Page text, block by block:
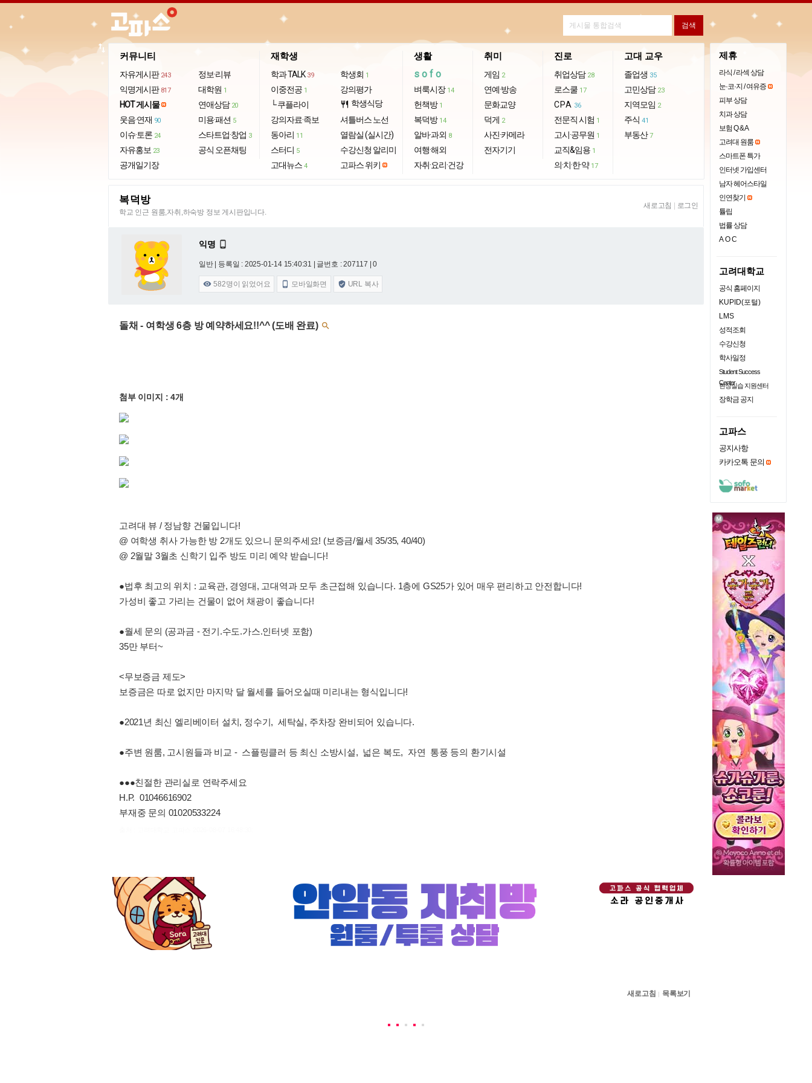
커뮤니티
자유게시판 243
익명게시판 817
HOT 게시물
웃음·연재 90
이슈·토론 24
자유홍보 23
공개일기장
정보·리뷰
대학원 1
연애상담 20
미용·패션 5
스타트업·창업 3
공식 오픈채팅
재학생
학과 TALK 39
이중전공 1
└ 쿠플라이
강의자료·족보
동아리 11
스터디 5
고대뉴스 4
학생회 1
강의평가
restaurant 학생식당
셔틀버스 노선
열람실 (실시간)
수강신청 알리미
고파스 위키
생활
sofo
벼룩시장 14
헌책방 1
복덕방 14
알바·과외 8
여행·해외
자취·요리·건강
취미
게임 2
연예·방송
문화교양
덕게 2
사진·카메라
전자기기
진로
취업상담 28
로스쿨 17
CPA 36
전문직 시험 1
고시·공무원 1
교직&임용 1
의·치·한·약 17
고대 교우
졸업생 35
고민상담 23
지역모임 2
주식 41
부동산 7
import_export
복덕방
학교 인근 원룸,자취,하숙방 정보 게시판입니다.
새로고침 로그인
익명 
일반 | 등록일 : 2025-01-14 15:40:31 | 글번호 : 207117 | 0
 582명이 읽었어요  모바일화면  URL 복사
돌채 - 여학생 6층 방 예약하세요!!^^ (도배 완료) 
첨부 이미지 : 4개
고려대 뷰 / 정남향 건물입니다!
@ 여학생 취사 가능한 방 2개도 있으니 문의주세요! (보증금/월세 35/35, 40/40)
@ 2월말 3월초 신학기 입주 방도 미리 예약 받습니다!
●법후 최고의 위치 : 교육관, 경영대, 고대역과 모두 초근접해 있습니다. 1층에 GS25가 있어 매우 편리하고 안전합니다!
가성비 좋고 가리는 건물이 없어 채광이 좋습니다!
●월세 문의 (공과금 - 전기.수도.가스.인터넷 포함)
35만 부터~
<무보증금 제도>
보증금은 따로 없지만 마지막 달 월세를 들어오실때 미리내는 형식입니다!
●2021년 최신 엘리베이터 설치, 정수기, 세탁실, 주차장 완비되어 있습니다.
●주변 원룸, 고시원들과 비교 - 스플링클러 등 최신 소방시설, 넓은 복도, 자연 통풍 등의 환기시설
●●●친절한 관리실로 연락주세요
H.P. 01046616902
부재중 문의 01020533224
새로고침 | 목록보기
제휴
라식 / 라섹 상담
눈·코·지 / 여유증
피부 상담
치과 상담
보험 Q & A
고려대 원룸
스마트폰 특가
인터넷 가입센터
남자 헤어스타일
인연찾기
튤립
법률 상담
AOC
고려대학교
공식 홈페이지
KUPID(포털)
LMS
성적조회
수강신청
학사일정
Student Success
Center
현장실습 지원센터
장학금 공지
고파스
공지사항
카카오톡 문의